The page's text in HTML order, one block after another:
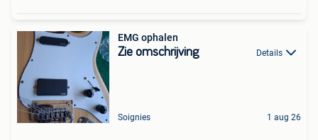
EMG ophalen
Zie omschrijving Details
Soignies 1 aug 26